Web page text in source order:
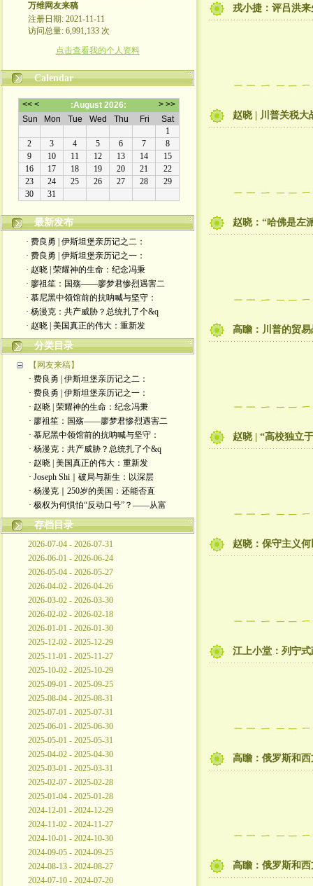
万维网友来稿
注册日期: 2021-11-11
访问总量: 6,991,133 次
点击查看我的个人资料
Calendar
最新发布
· 费良勇 | 伊斯坦堡亲历记之二：
· 费良勇 | 伊斯坦堡亲历记之一：
· 赵晓 | 荣耀神的生命：纪念冯秉
· 廖祖笙：国殇——廖梦君惨烈遇害二
· 慕尼黑中领馆前的抗呐喊与坚守：
· 杨漫克：共产威胁？总统扎了个&q
· 赵晓 | 美国真正的伟大：重新发
分类目录
【网友来稿】
· 费良勇 | 伊斯坦堡亲历记之二：
· 费良勇 | 伊斯坦堡亲历记之一：
· 赵晓 | 荣耀神的生命：纪念冯秉
· 廖祖笙：国殇——廖梦君惨烈遇害二
· 慕尼黑中领馆前的抗呐喊与坚守：
· 杨漫克：共产威胁？总统扎了个&q
· 赵晓 | 美国真正的伟大：重新发
· Joseph Shi｜破局与新生：以深层
· 杨漫克｜250岁的美国：还能否直
· 极权为何惧怕“反动口号”？——从富
存档目录
2026-07-04 - 2026-07-31
2026-06-01 - 2026-06-24
2026-05-04 - 2026-05-27
2026-04-02 - 2026-04-26
2026-03-02 - 2026-03-30
2026-02-02 - 2026-02-18
2026-01-01 - 2026-01-30
2025-12-02 - 2025-12-29
2025-11-01 - 2025-11-27
2025-10-02 - 2025-10-29
2025-09-01 - 2025-09-25
2025-08-04 - 2025-08-31
2025-07-01 - 2025-07-31
2025-06-01 - 2025-06-30
2025-05-01 - 2025-05-31
2025-04-02 - 2025-04-30
2025-03-01 - 2025-03-31
2025-02-07 - 2025-02-28
2025-01-04 - 2025-01-28
2024-12-01 - 2024-12-29
2024-11-02 - 2024-11-27
2024-10-01 - 2024-10-30
2024-09-05 - 2024-09-25
2024-08-13 - 2024-08-27
2024-07-10 - 2024-07-20
戎小捷：评吕洪
赵晓 | 川普关税大
赵晓：“哈佛是
高瞻：川普的贸
赵晓 | “高校独立
赵晓：保守主义
江上小堂：列宁
高瞻：俄罗斯和
高瞻：俄罗斯和